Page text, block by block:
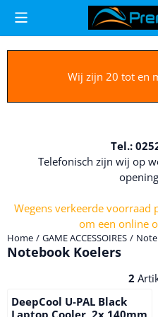
Cookievoorkeuren zijn
Wij zijn 20 tot en
Tel.:
Telefonisch zijn wij op
Wegens verkeerde
om een online
Home / GAME ACCESSOIRES /
Notebook Koelers
2
DeepCool U-PAL Black
Laptop Cooler, 2x 140mm